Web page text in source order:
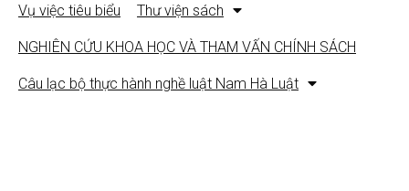
Vụ việc tiêu biểu Thư viện sách
NGHIÊN CỨU KHOA HỌC VÀ THAM VẤN CHÍNH SÁCH
Câu lạc bộ thực hành nghề luật Nam Hà Luật